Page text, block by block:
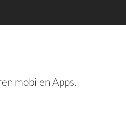
mobilen Apps.